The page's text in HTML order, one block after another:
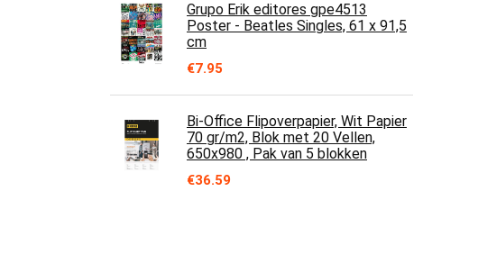
Grupo Erik editores gpe4513
Poster - Beatles Singles, 61 x 91,5
cm
€7.95
Bi-Office Flipoverpapier, Wit Papier
70 gr/m2, Blok met 20 Vellen,
650x980 , Pak van 5 blokken
€36.59